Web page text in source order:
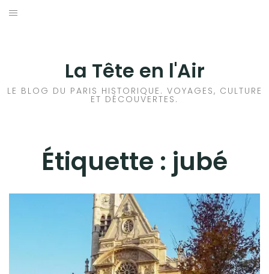
Aller
La Tête en l'Air
LE BLOG DU PARIS HISTORIQUE. VOYAGES, CULTURE
ET DÉCOUVERTES.
Étiquette : jubé
HISTOIRES EN ILE DE FRANCE
VOYAGES À L’ÉTRANGER